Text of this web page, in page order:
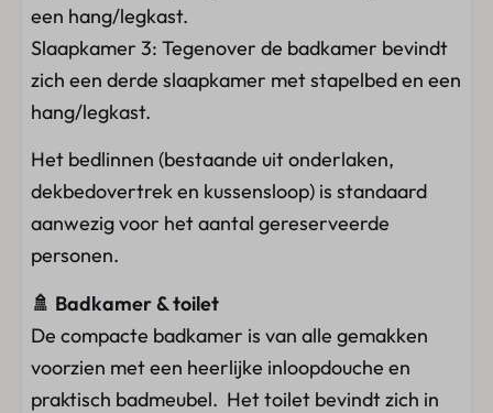
een hang/legkast.
Slaapkamer 3: Tegenover de badkamer bevindt
zich een derde slaapkamer met stapelbed en een
hang/legkast.
Het bedlinnen (bestaande uit onderlaken,
dekbedovertrek en kussensloop) is standaard
aanwezig voor het aantal gereserveerde
personen.
🚿 Badkamer & toilet
De compacte badkamer is van alle gemakken
voorzien met een heerlijke inloopdouche en
praktisch badmeubel. Het toilet bevindt zich in